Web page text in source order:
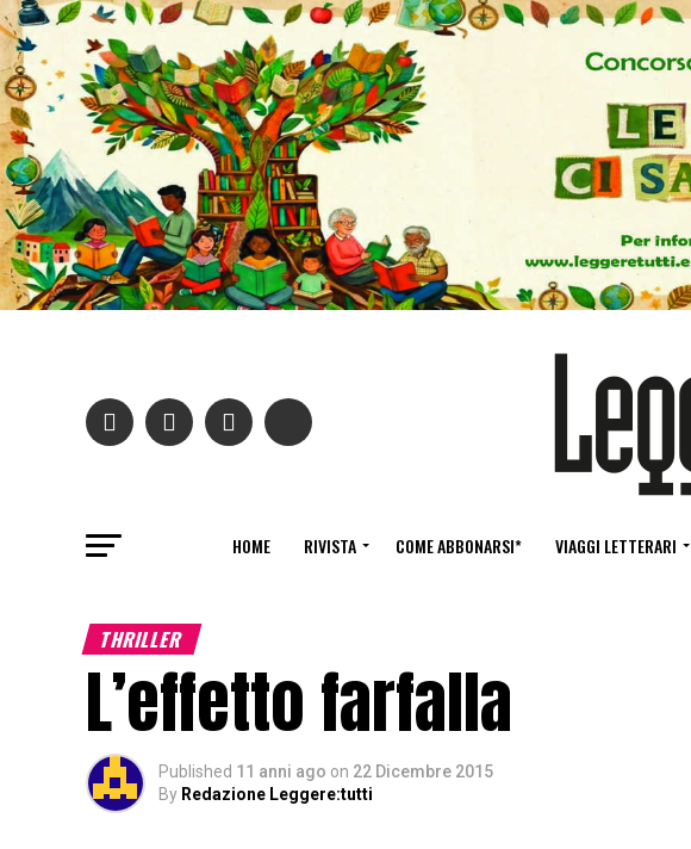
HOME RIVISTA COME ABBONARSI* VIAGGI LETTERARI
THRILLER
L’effetto farfalla
Published 11 anni ago on 22 Dicembre 2015
By Redazione Leggere:tutti